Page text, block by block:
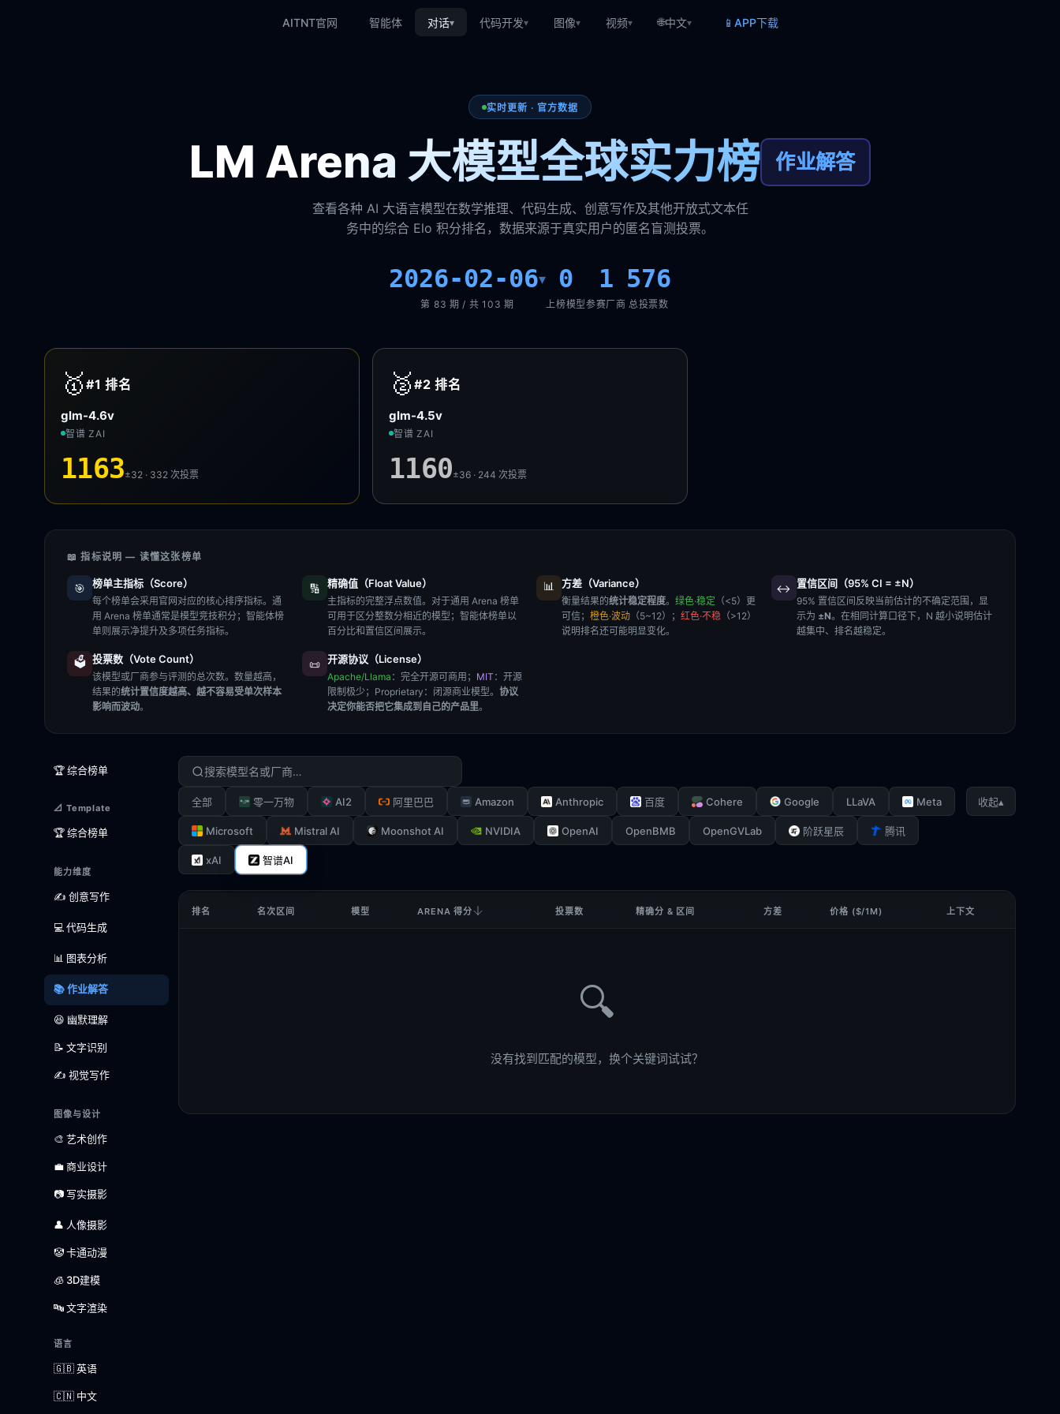
AITNT官网 智能体 对话▾ 代码开发▾ 图像▾ 视频▾ 🌐中文▾ 📱 APP下载
实时更新 · 官方数据
LM Arena 大模型全球实力榜 作业解答
查看各种 AI 大语言模型在数学推理、代码生成、创意写作及其他开放式文本任
务中的综合 Elo 积分排名，数据来源于真实用户的匿名盲测投票。
2026-02-06▾
第 83 期 / 共 103 期
0
上榜模型
1
参赛厂商
576
总投票数
🥇 #1排名
glm-4.6v
智谱 ZAI
1163±32 · 332次投票
🥈 #2排名
glm-4.5v
智谱 ZAI
1160±36 · 244次投票
📖 指标说明 — 读懂这张榜单
🎯 榜单主指标（Score）
每个榜单会采用官网对应的核心排序指标。通
用 Arena 榜单通常是模型竞技积分；智能体榜
单则展示净提升及多项任务指标。
🔢 精确值（Float Value）
主指标的完整浮点数值。对于通用 Arena 榜单
可用于区分整数分相近的模型；智能体榜单以
百分比和置信区间展示。
📊 方差（Variance）
衡量结果的统计稳定程度。 绿色·稳定 （<5）更
可信； 橙色·波动 （5~12）； 红色·不稳 （>12）
说明排名还可能明显变化。
↔️ 置信区间（95% CI = ±N）
95% 置信区间反映当前估计的不确定范围，显
示为 ±N。在相同计算口径下，N 越小说明估计
越集中、排名越稳定。
🗳️ 投票数（Vote Count）
该模型或厂商参与评测的总次数。数量越高，
结果的统计置信度越高、越不容易受单次样本
影响而波动。
📜 开源协议（License）
Apache/Llama ：完全开源可商用； MIT ：开源
限制极少； Proprietary ：闭源商业模型。 协议
决定你能否把它集成到自己的产品里。
🏆 综合榜单
📐 Template
🏆 综合榜单
能力维度
✍️ 创意写作
💻 代码生成
📊 图表分析
📚 作业解答
😆 幽默理解
📝 文字识别
✍️ 视觉写作
图像与设计
🎨 艺术创作
💼 商业设计
📷 写实摄影
👤 人像摄影
🤡 卡通动漫
🧊 3D建模
🔤 文字渲染
语言
🇬🇧 英语
🇨🇳 中文
全部 零一万物 AI2 阿里巴巴 Amazon Anthropic 百度 Cohere Google LLaVA Meta
Microsoft Mistral AI Moonshot AI NVIDIA OpenAI OpenBMB OpenGVLab 阶跃星辰 腾讯
xAI 智谱AI
收起▴
排名 名次区间 模型 ARENA 得分 投票数 精确分 & 区间 方差 价格 ($/1M) 上下文
🔍
没有找到匹配的模型，换个关键词试试？